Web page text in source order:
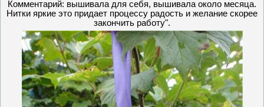
Комментарий: вышивала для себя, вышивала около месяца.
Нитки яркие это придает процессу радость и желание скорее
закончить работу".